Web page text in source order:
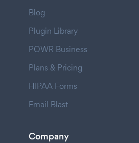
Blog
Plugin Library
POWR Business
Plans & Pricing
HIPAA Forms
Email Blast
Company